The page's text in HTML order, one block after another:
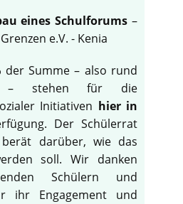
eines Schulforums –
e.V. - Kenia
der Summe – also rund
stehen für die
Initiativen hier in
Der Schülerrat
darüber, wie das
soll. Wir danken
Schülern und
ihr Engagement und